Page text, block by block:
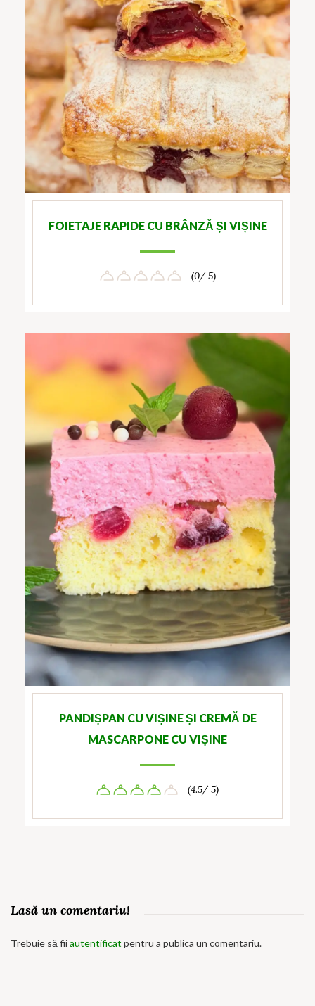
FOIETAJE RAPIDE CU BRÂNZĂ ȘI VIȘINE
(0/ 5)
PANDIȘPAN CU VIȘINE ȘI CREMĂ DE
MASCARPONE CU VIȘINE
(4.5/ 5)
Lasă un comentariu!
Trebuie să fiiautentificat pentru a publica un comentariu.